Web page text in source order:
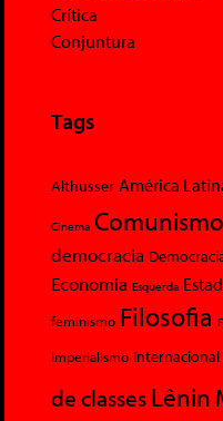
Crítica
Conjuntura
Tags
Althusser América
Cinema Comunismo
democracia
Economia Esquerda
feminismo Filosofia
Imperialismo Internacional
de classesLênin